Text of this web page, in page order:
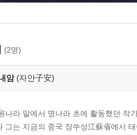
(2명)
암 (자안子安)
나라 말에서 명나라 초에 활동했던 작
그는 지금의 중국 장쑤성江蘇省에서